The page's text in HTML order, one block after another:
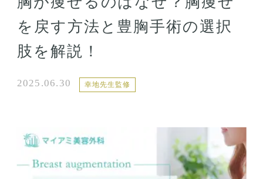
を戻す方法と豊胸手術の選択
肢を解説！
2025.06.30 幸地先生監修